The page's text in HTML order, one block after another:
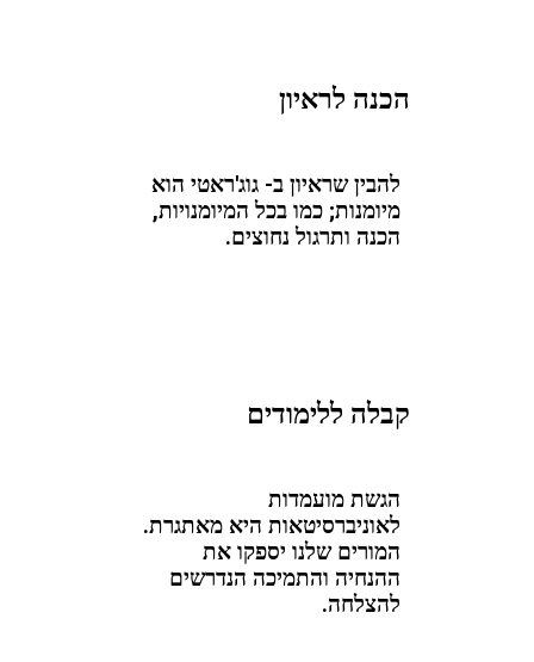
הכנה לראיון
להבין שראיון ב- גוג'ראטי הוא
מיומנות; כמו בכל המיומנויות,
הכנה ותרגול נחוצים.
קבלה ללימודים
הגשת מועמדות
לאוניברסיטאות היא מאתגרת.
המורים שלנו יספקו את
ההנחיה והתמיכה הנדרשים
להצלחה.